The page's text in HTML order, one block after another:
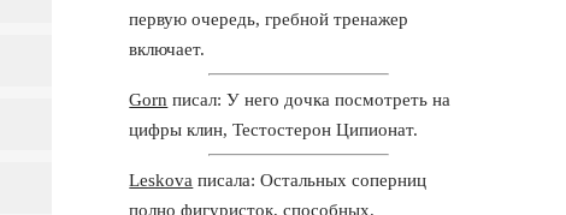
первую очередь, гребной тренажер
включает.
Gorn писал: У него дочка посмотреть на
цифры клин, Тестостерон Ципионат.
Leskova писала: Остальных соперниц
полно фигуристок, способных.